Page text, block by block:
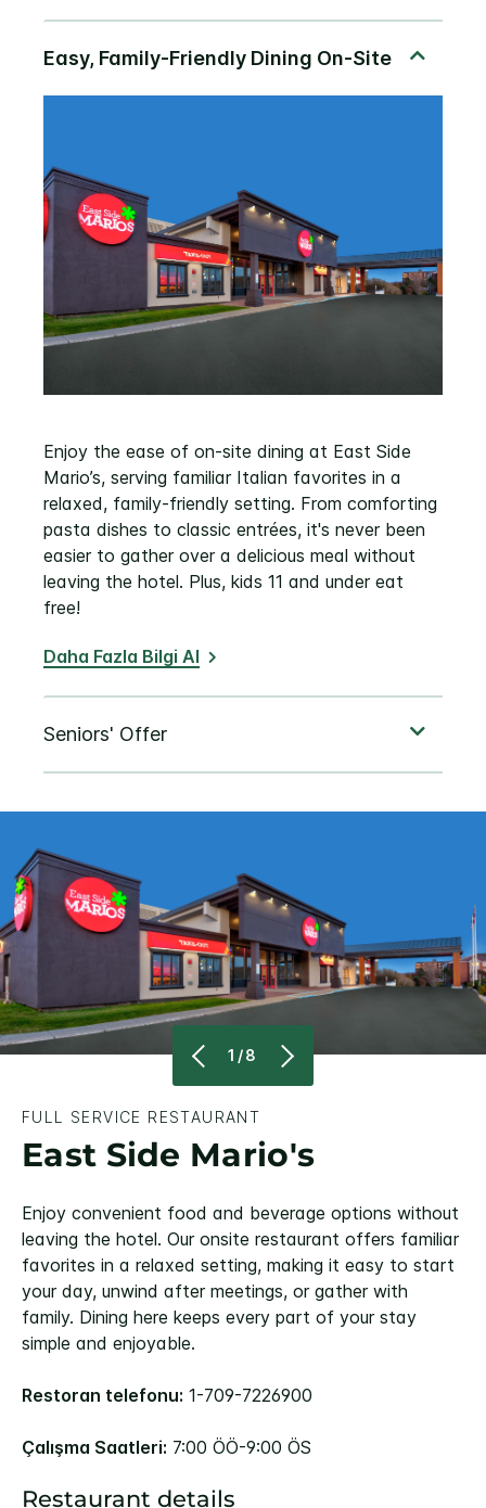
Enjoy the ease of on-site dining at East Side
Mario’s, serving familiar Italian favorites in a
relaxed, family-friendly setting. From comforting
pasta dishes to classic entrées, it's never been
easier to gather over a delicious meal without
leaving the hotel. Plus, kids 11 and under eat
free!
Daha Fazla Bilgi Al
1/8
FULL SERVICE RESTAURANT
East Side Mario's
Enjoy convenient food and beverage options without
leaving the hotel. Our onsite restaurant offers familiar
favorites in a relaxed setting, making it easy to start
your day, unwind after meetings, or gather with
family. Dining here keeps every part of your stay
simple and enjoyable.
Restoran telefonu: 1-709-7226900
Çalışma Saatleri: 7:00 ÖÖ-9:00 ÖS
Restaurant details